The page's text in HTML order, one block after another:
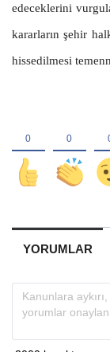
edeceklerini
kararların şehir
hissedilmesi
YORUMLAR